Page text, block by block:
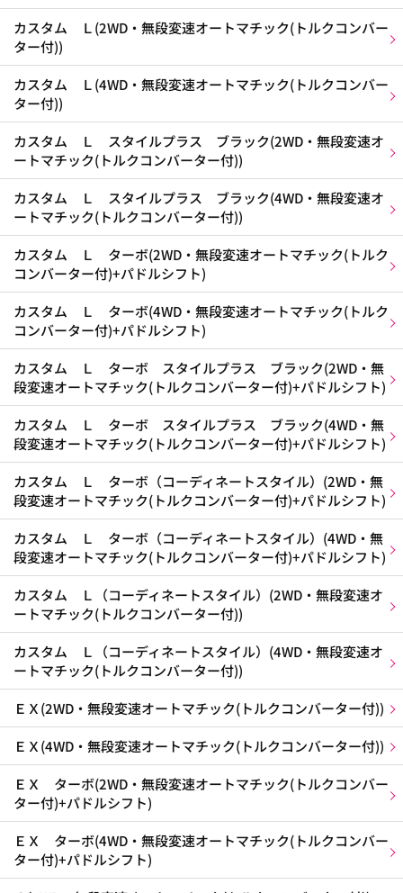
カスタム Ｌ(2WD・無段変速オートマチック(トルクコンバー
ター付))
カスタム Ｌ(4WD・無段変速オートマチック(トルクコンバー
ター付))
カスタム Ｌ スタイルプラス ブラック(2WD・無段変速オ
ートマチック(トルクコンバーター付))
カスタム Ｌ スタイルプラス ブラック(4WD・無段変速オ
ートマチック(トルクコンバーター付))
カスタム Ｌ ターボ(2WD・無段変速オートマチック(トルク
コンバーター付)+パドルシフト)
カスタム Ｌ ターボ(4WD・無段変速オートマチック(トルク
コンバーター付)+パドルシフト)
カスタム Ｌ ターボ スタイルプラス ブラック(2WD・無
段変速オートマチック(トルクコンバーター付)+パドルシフト)
カスタム Ｌ ターボ スタイルプラス ブラック(4WD・無
段変速オートマチック(トルクコンバーター付)+パドルシフト)
カスタム Ｌ ターボ（コーディネートスタイル）(2WD・無
段変速オートマチック(トルクコンバーター付)+パドルシフト)
カスタム Ｌ ターボ（コーディネートスタイル）(4WD・無
段変速オートマチック(トルクコンバーター付)+パドルシフト)
カスタム Ｌ（コーディネートスタイル）(2WD・無段変速オ
ートマチック(トルクコンバーター付))
カスタム Ｌ（コーディネートスタイル）(4WD・無段変速オ
ートマチック(トルクコンバーター付))
ＥＸ(2WD・無段変速オートマチック(トルクコンバーター付))
ＥＸ(4WD・無段変速オートマチック(トルクコンバーター付))
ＥＸ ターボ(2WD・無段変速オートマチック(トルクコンバー
ター付)+パドルシフト)
ＥＸ ターボ(4WD・無段変速オートマチック(トルクコンバー
ター付)+パドルシフト)